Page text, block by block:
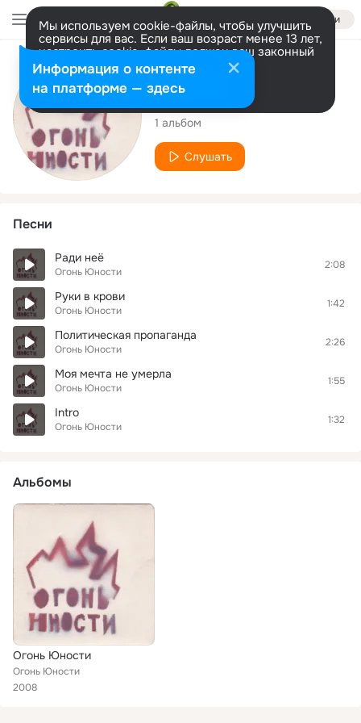
Войти
Мы используем cookie-файлы, чтобы улучшить
сервисы для вас. Если ваш возраст менее 13 лет,
настроить cookie-файлы должен ваш законный
представитель. Больше информации
Разрешить все Настроить
Исполнитель
Огонь Юности
1 альбом
Слушать
Песни
Ради неё
Огонь Юности
2:08
Руки в крови
Огонь Юности
1:42
Политическая пропаганда
Огонь Юности
2:26
Моя мечта не умерла
Огонь Юности
1:55
Intro
Огонь Юности
1:32
Альбомы
Огонь Юности
Огонь Юности
2008
Информация о контенте
на платформе — здесь